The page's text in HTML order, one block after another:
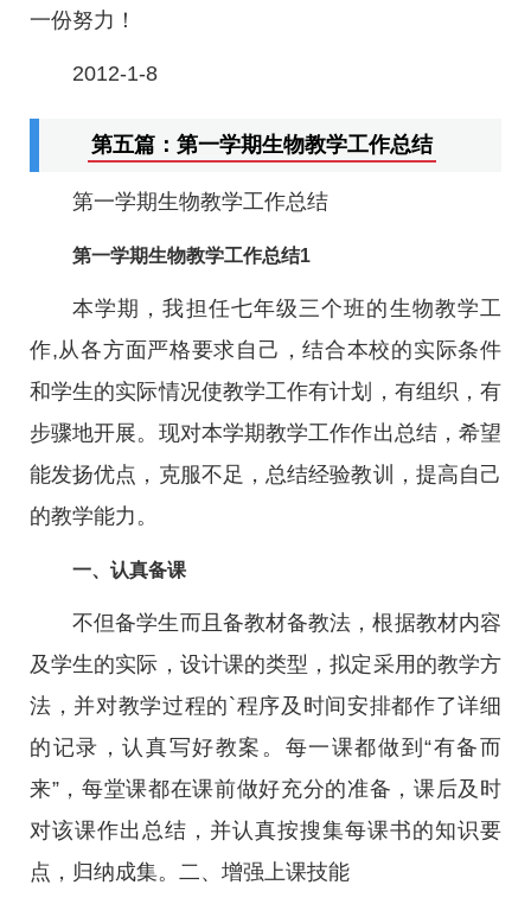
一份努力！
2012-1-8
第五篇：第一学期生物教学工作总结
第一学期生物教学工作总结
第一学期生物教学工作总结1
本学期，我担任七年级三个班的生物教学工
作,从各方面严格要求自己，结合本校的实际条件
和学生的实际情况使教学工作有计划，有组织，有
步骤地开展。现对本学期教学工作作出总结，希望
能发扬优点，克服不足，总结经验教训，提高自己
的教学能力。
一、认真备课
不但备学生而且备教材备教法，根据教材内容
及学生的实际，设计课的类型，拟定采用的教学方
法，并对教学过程的`程序及时间安排都作了详细
的记录，认真写好教案。每一课都做到“有备而
来”，每堂课都在课前做好充分的准备，课后及时
对该课作出总结，并认真按搜集每课书的知识要
点，归纳成集。二、增强上课技能